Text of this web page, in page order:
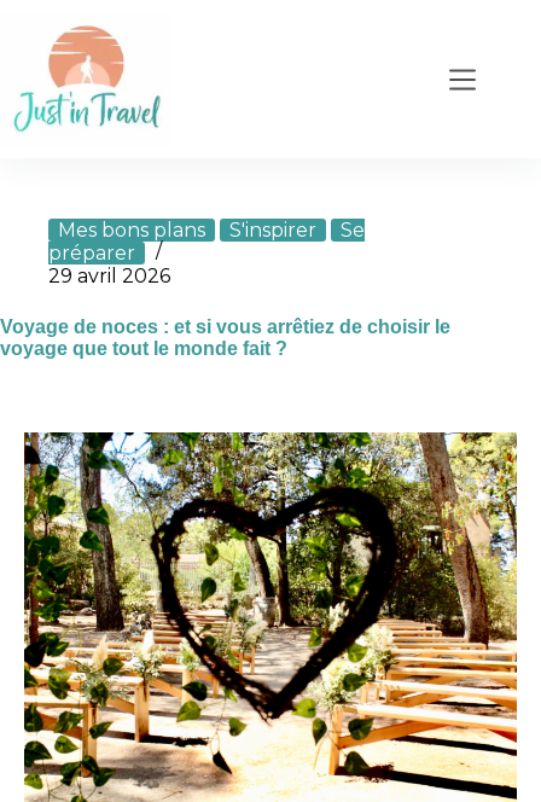
Mes bons plans S'inspirer
Se
préparer
29 avril 2026
Voyage de noces : et si vous arrêtiez de choisir le
voyage que tout le monde fait ?